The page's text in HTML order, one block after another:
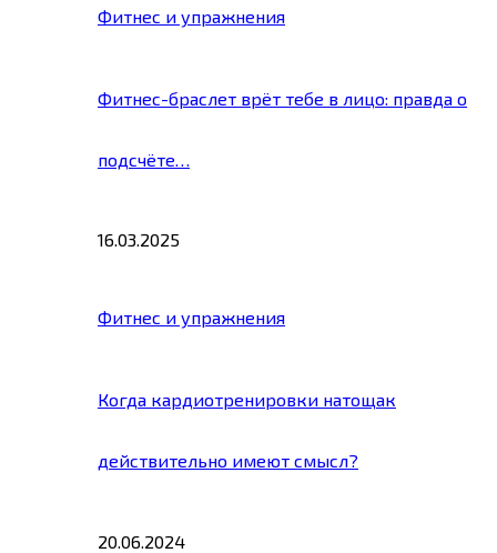
Фитнес и упражнения
Фитнес-браслет врёт тебе в лицо: правда о
подсчёте…
16.03.2025
Фитнес и упражнения
Когда кардиотренировки натощак
действительно имеют смысл?
20.06.2024